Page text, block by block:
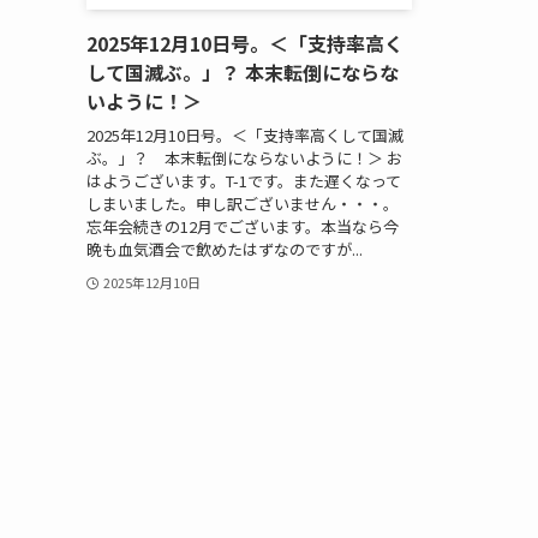
2025年12月10日号。＜「支持率高く
して国滅ぶ。」？ 本末転倒にならな
いように！＞
2025年12月10日号。＜「支持率高くして国滅
ぶ。」？ 本末転倒にならないように！＞ お
はようございます。T-1です。また遅くなって
しまいました。申し訳ございません・・・。
忘年会続きの12月でございます。本当なら今
晩も血気酒会で飲めたはずなのですが...
2025年12月10日